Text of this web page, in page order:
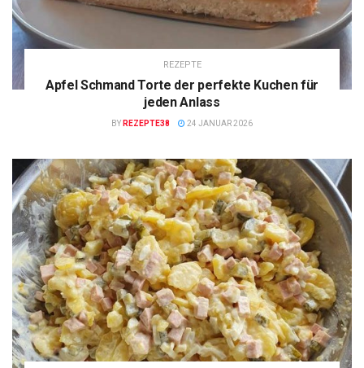
REZEPTE
Apfel Schmand Torte der perfekte Kuchen für
jeden Anlass
BY REZEPTE38 24 JANUAR 2026